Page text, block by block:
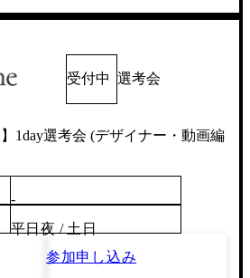
受付中 選考会
1day選考会 (デザイナー・動画編
-
平日夜 / 土日
参加申し込み